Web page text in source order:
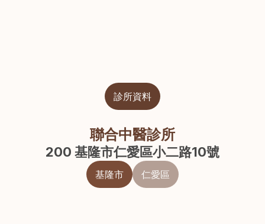
診所資料
聯合中醫診所
200 基隆市仁愛區小二路10號
基隆市 仁愛區